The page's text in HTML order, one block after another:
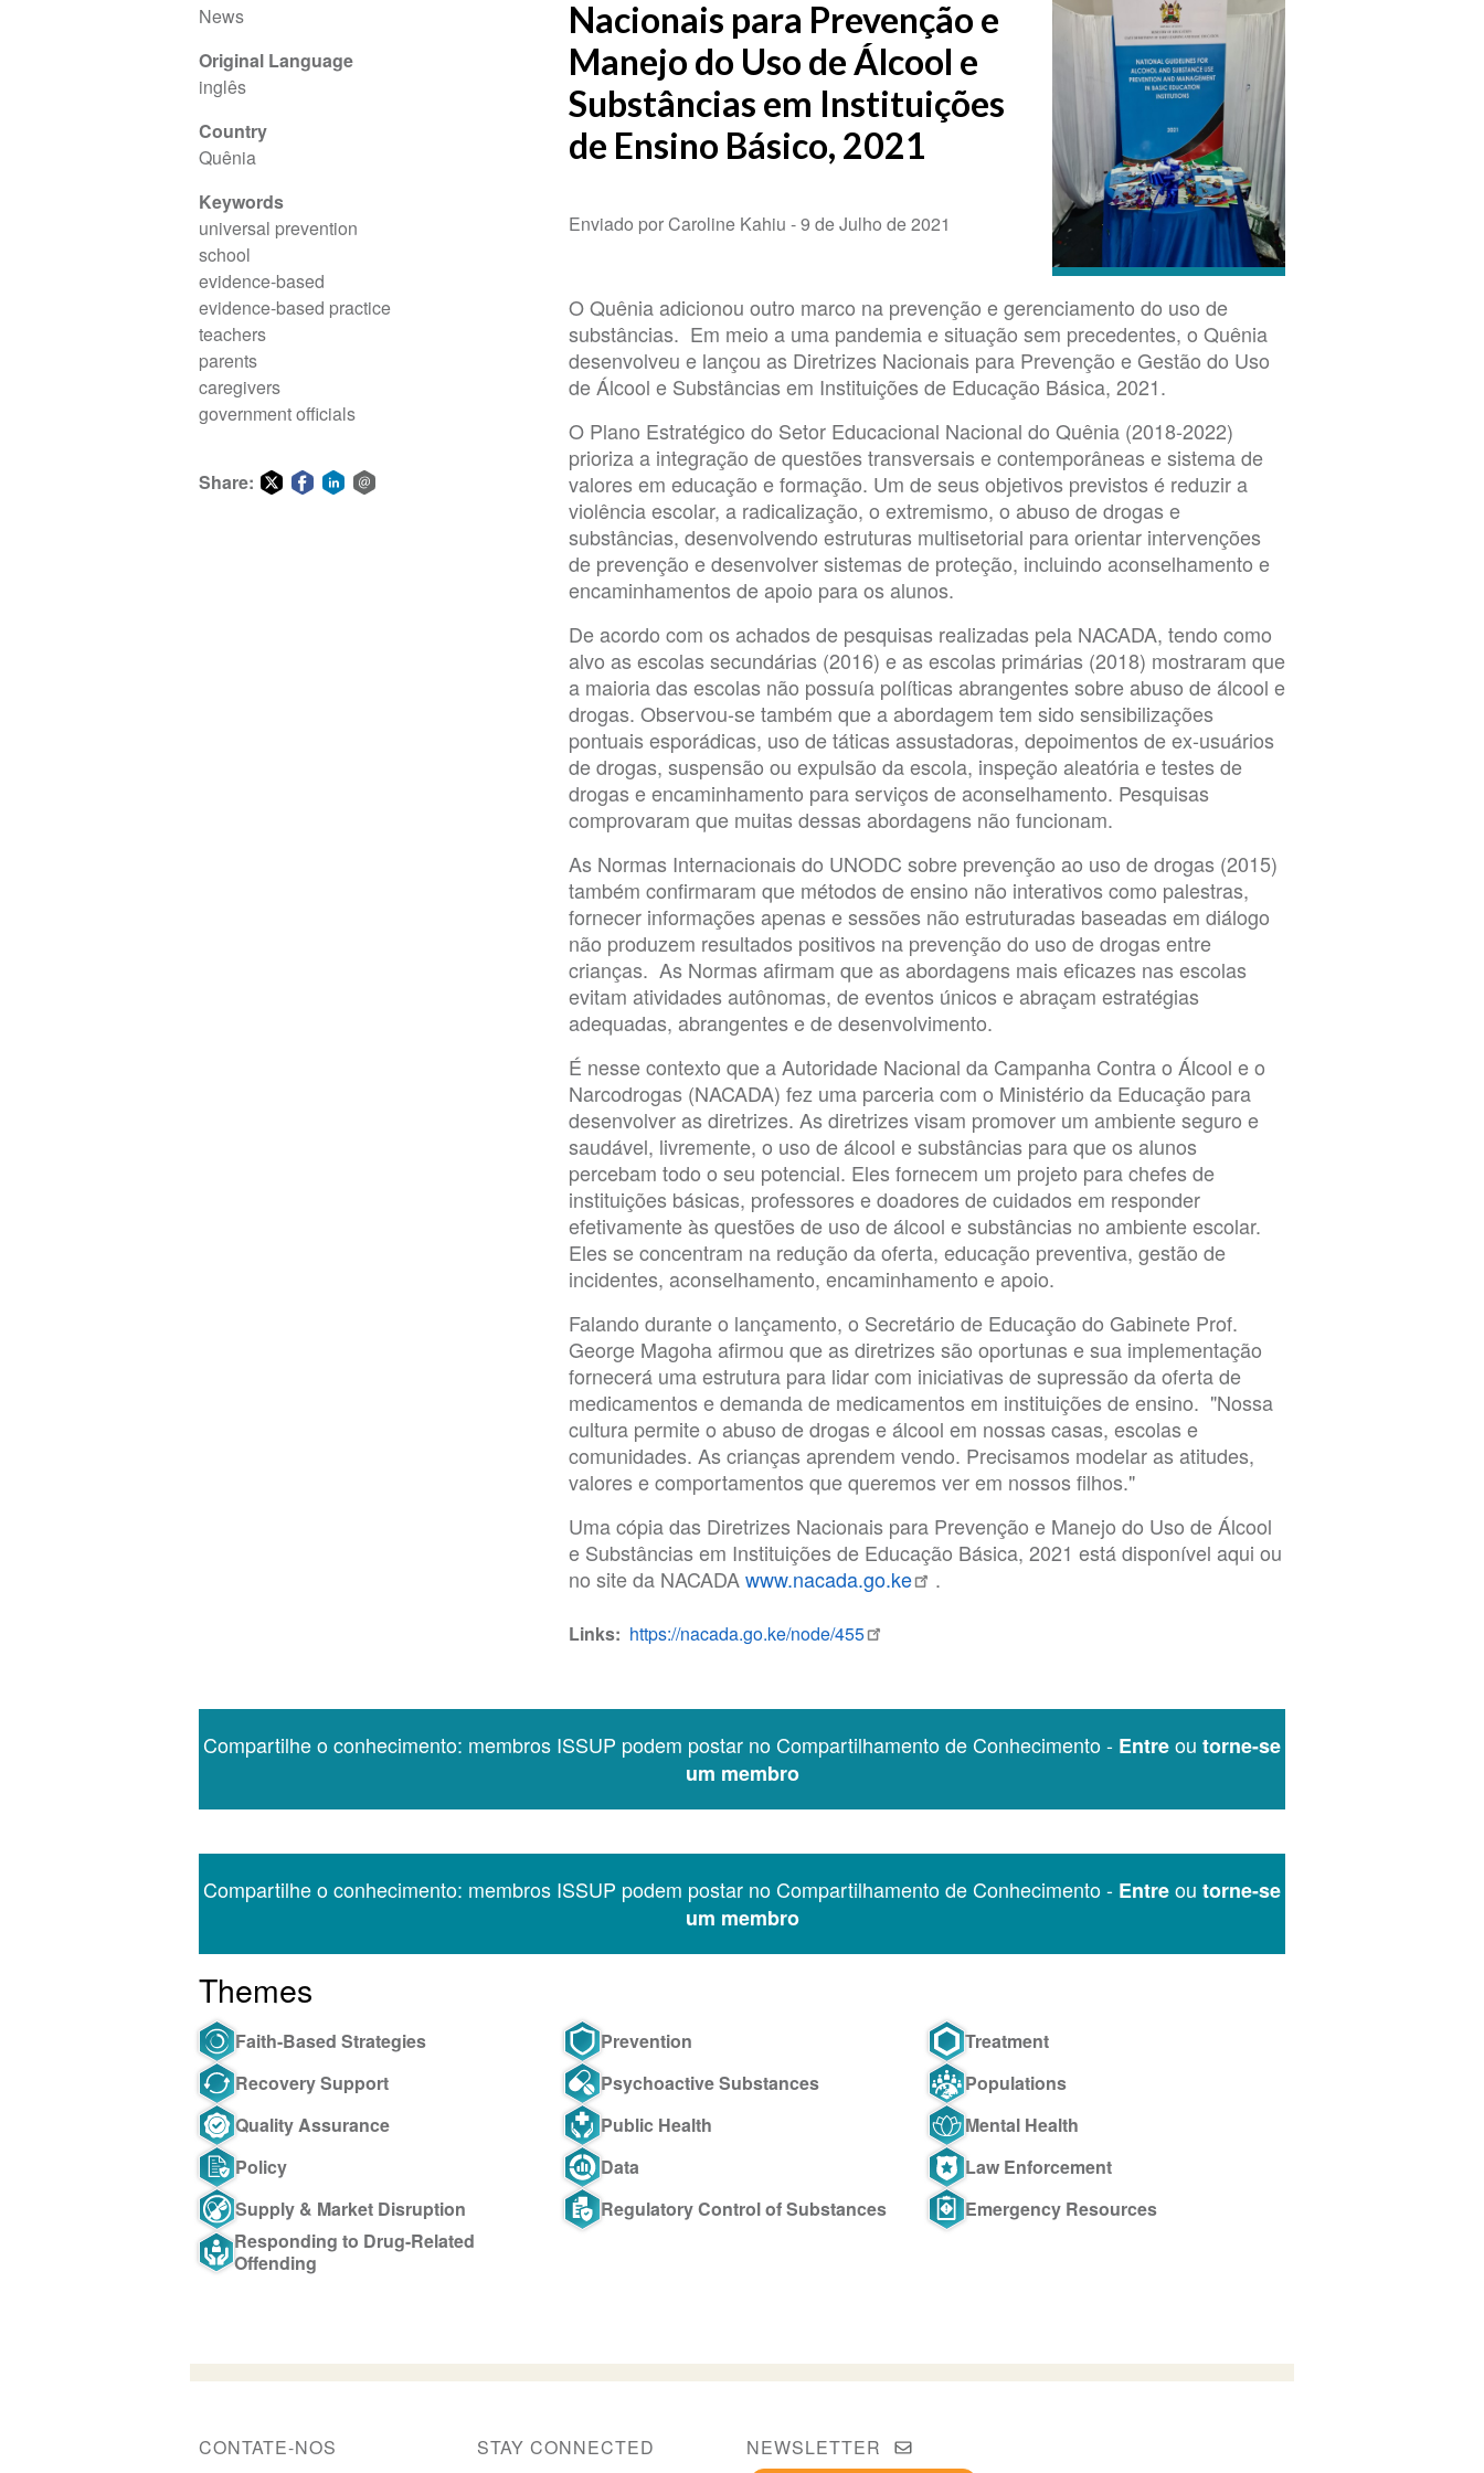
News
Original Language
inglês
Country
Quênia
Keywords
universal prevention
school
evidence-based
evidence-based practice
teachers
parents
caregivers
government officials
Share:
Nacionais para Prevenção e
Manejo do Uso de Álcool e
Substâncias em Instituições
de Ensino Básico, 2021
Enviado por Caroline Kahiu -9 de Julho de 2021
O Quênia adicionou outro marco na prevenção e gerenciamento do uso de
substâncias. Em meio a uma pandemia e situação sem precedentes, o Quênia
desenvolveu e lançou as Diretrizes Nacionais para Prevenção e Gestão do Uso
de Álcool e Substâncias em Instituições de Educação Básica, 2021.
O Plano Estratégico do Setor Educacional Nacional do Quênia (2018-2022)
prioriza a integração de questões transversais e contemporâneas e sistema de
valores em educação e formação. Um de seus objetivos previstos é reduzir a
violência escolar, a radicalização, o extremismo, o abuso de drogas e
substâncias, desenvolvendo estruturas multisetorial para orientar intervenções
de prevenção e desenvolver sistemas de proteção, incluindo aconselhamento e
encaminhamentos de apoio para os alunos.
De acordo com os achados de pesquisas realizadas pela NACADA, tendo como
alvo as escolas secundárias (2016) e as escolas primárias (2018) mostraram que
a maioria das escolas não possuía políticas abrangentes sobre abuso de álcool e
drogas. Observou-se também que a abordagem tem sido sensibilizações
pontuais esporádicas, uso de táticas assustadoras, depoimentos de ex-usuários
de drogas, suspensão ou expulsão da escola, inspeção aleatória e testes de
drogas e encaminhamento para serviços de aconselhamento. Pesquisas
comprovaram que muitas dessas abordagens não funcionam.
As Normas Internacionais do UNODC sobre prevenção ao uso de drogas (2015)
também confirmaram que métodos de ensino não interativos como palestras,
fornecer informações apenas e sessões não estruturadas baseadas em diálogo
não produzem resultados positivos na prevenção do uso de drogas entre
crianças. As Normas afirmam que as abordagens mais eficazes nas escolas
evitam atividades autônomas, de eventos únicos e abraçam estratégias
adequadas, abrangentes e de desenvolvimento.
É nesse contexto que a Autoridade Nacional da Campanha Contra o Álcool e o
Narcodrogas (NACADA) fez uma parceria com o Ministério da Educação para
desenvolver as diretrizes. As diretrizes visam promover um ambiente seguro e
saudável, livremente, o uso de álcool e substâncias para que os alunos
percebam todo o seu potencial. Eles fornecem um projeto para chefes de
instituições básicas, professores e doadores de cuidados em responder
efetivamente às questões de uso de álcool e substâncias no ambiente escolar.
Eles se concentram na redução da oferta, educação preventiva, gestão de
incidentes, aconselhamento, encaminhamento e apoio.
Falando durante o lançamento, o Secretário de Educação do Gabinete Prof.
George Magoha afirmou que as diretrizes são oportunas e sua implementação
fornecerá uma estrutura para lidar com iniciativas de supressão da oferta de
medicamentos e demanda de medicamentos em instituições de ensino. "Nossa
cultura permite o abuso de drogas e álcool em nossas casas, escolas e
comunidades. As crianças aprendem vendo. Precisamos modelar as atitudes,
valores e comportamentos que queremos ver em nossos filhos."
Uma cópia das Diretrizes Nacionais para Prevenção e Manejo do Uso de Álcool
e Substâncias em Instituições de Educação Básica, 2021 está disponível aqui ou
no site da NACADAwww.nacada.go.ke .
Links https://nacada.go.ke/node/455
Compartilhe o conhecimento: membros ISSUP podem postar no Compartilhamento de Conhecimento - Entreou torne-se
um membro
Compartilhe o conhecimento: membros ISSUP podem postar no Compartilhamento de Conhecimento - Entreou torne-se
um membro
Themes
Faith-Based Strategies Prevention
Treatment
Recovery Support
Psychoactive Substances
Populations
Quality Assurance
Public Health
Mental Health
Policy
Data
Law Enforcement
Supply & Market Disruption
Regulatory Control of Substances
Emergency Resources
Responding to Drug-Related
Offending
CONTATE-NOS STAY CONNECTED NEWSLETTER